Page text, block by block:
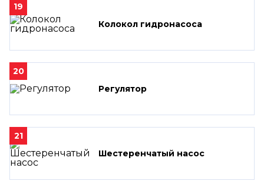
19
Колокол гидронасоса
20
Регулятор
21
Шестеренчатый насос